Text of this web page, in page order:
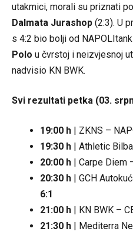
utakmici, morali su priznati
Dalmata Jurashop (2:3). U
s 4:2 bio bolji od
Polo u čvrstoj i neizvjesnoj
nadvisio KN BWK.
Svi rezultati petka (03.
19:00 h | ZKNS –
19:30 h | Athletic
20:00 h | Carpe Diem
20:30 h | GCH
6:1
21:00 h | KN BWK –
21:30 h | Mediterra